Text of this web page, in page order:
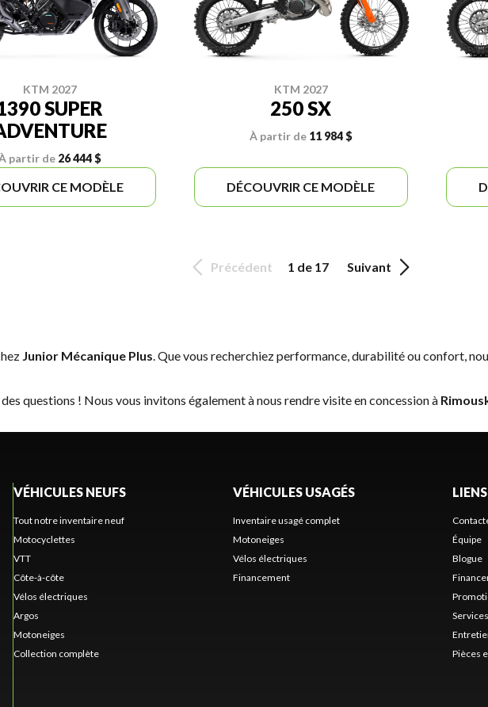
KTM 2027
SUPER
partir de 26 444 $
CE MODÈLE
KTM 2027
250 SX
À partir de 11 984 $
DÉCOUVRIR CE MODÈLE
Précédent 1 de 17 Suivant
Junior Mécanique Plus. Que vous recherchiez performance, durabilité ou confort,
questions ! Nous vous invitons également à nous rendre visite en concession à
VÉHICULES NEUFS
Tout notre inventaire neuf
Motocyclettes
VTT
Côte-à-côte
Vélos électriques
Argos
Motoneiges
Collection complète
VÉHICULES USAGÉS
Inventaire usagé complet
Motoneiges
Vélos électriques
Financement
Équipe
Blogue
Pièces